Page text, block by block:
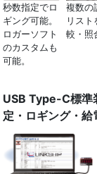
秒数指定でロ
ギング可能。
ロガーソフト
のカスタムも
可能。
複数の
リスト
較・照
USB Type-C標準
定・ロギング・給